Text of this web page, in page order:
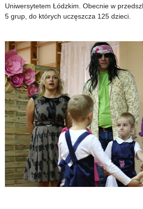
Uniwersytetem Łódzkim. Obecnie w
5 grup, do których uczęszcza 125 dzieci.